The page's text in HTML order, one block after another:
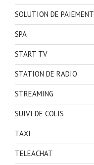
SOLUTION DE PAIEMENT
SPA
START TV
STATION DE RADIO
STREAMING
SUIVI DE COLIS
TAXI
TELEACHAT